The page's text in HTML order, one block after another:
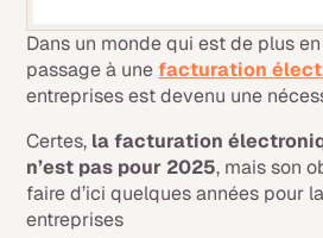
Dans un monde qui est de plus
passage à unefacturation
entreprises est devenu une
Certes, la facturation
n’est pas pour 2025, mais son
faire d’ici quelques années pour
entreprises